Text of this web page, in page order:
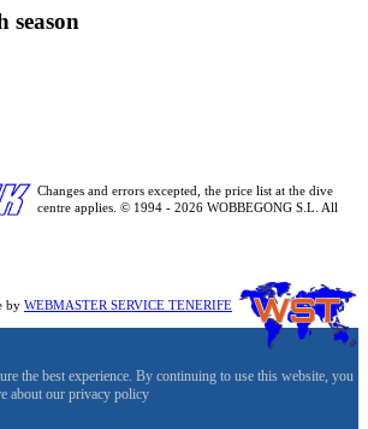
season
Changes and errors excepted, the price list at the dive
centre applies. © 1994 - 2026 WOBBEGONG S.L. All
by WEBMASTER SERVICE TENERIFE
the best experience. By continuing to use this website, you
about our privacy policy